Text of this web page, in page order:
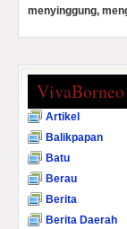
menyinggung,
VivaBorneo
Artikel
Balikpapan
Batu
Berau
Berita
Berita Daerah